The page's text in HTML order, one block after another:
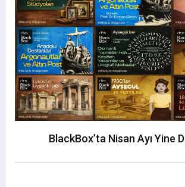
BlackBox’ta Nisan Ayı Yine